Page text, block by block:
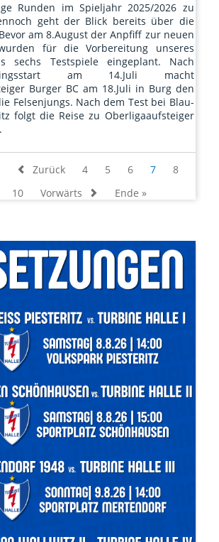
Runden im Spieljahr 2025/2026 zu
geht der Blick bereits über die
am 8.August der Anpfiff zur neuen
für die Vorbereitung unseres
sechs Testspiele eingeplant. Nach
am 14.Juli macht
Burger BC am 18.Juli in Burg den
Felsenjungs. Nach dem Test bei Blau-
folgt die Reise zu Oberligaaufsteiger
Zurück 4 5 6 7
8
10 Vorwärts Ende »